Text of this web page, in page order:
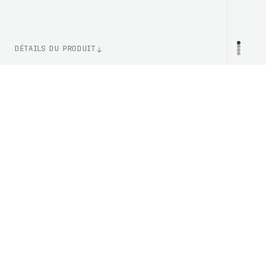
DÉTAILS DU PRODUIT